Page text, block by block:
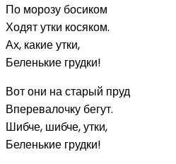
По морозу босиком
Ходят утки косяком.
Ах, какие утки,
Беленькие грудки!
Вот они на старый пруд
Вперевалочку бегут.
Шибче, шибче, утки,
Беленькие грудки!